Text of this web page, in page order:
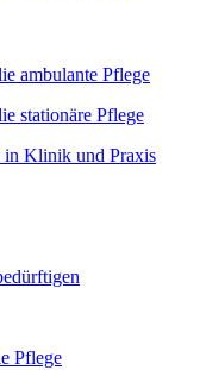
ambulante Pflege
stationäre Pflege
in Klinik und Praxis
Pflege